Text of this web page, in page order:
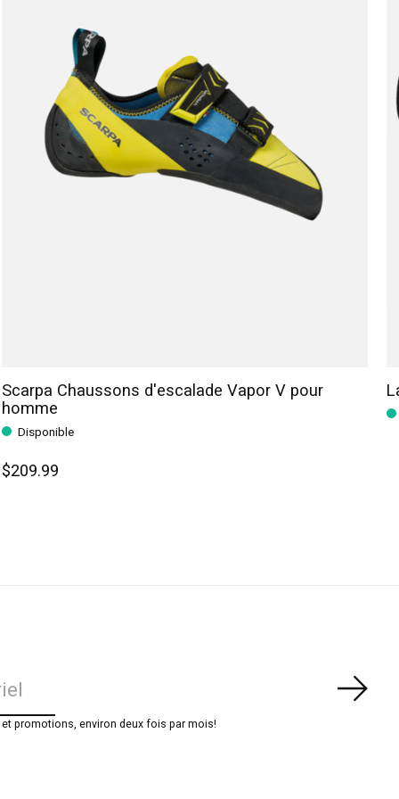
Scarpa Chaussons d'escalade Vapor V pour
homme
Disponible
$209.99
promotions, environ deux fois par mois!